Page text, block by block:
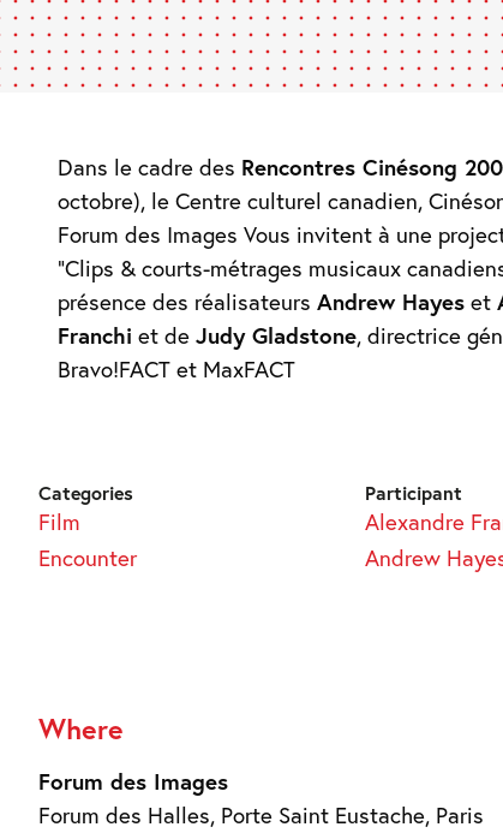
Dans le cadre des Rencontres Cinésong
octobre), le Centre culturel canadien,
Forum des Images Vous invitent à une
“Clips & courts-métrages musicaux
présence des réalisateurs Andrew Hayes et
Franchi et de Judy Gladstone, directrice
Bravo!FACT et MaxFACT
Categories
Film
Encounter
Participant
Alexandre
Andrew
Where
Forum des Images
Forum des Halles, Porte Saint Eustache, Paris